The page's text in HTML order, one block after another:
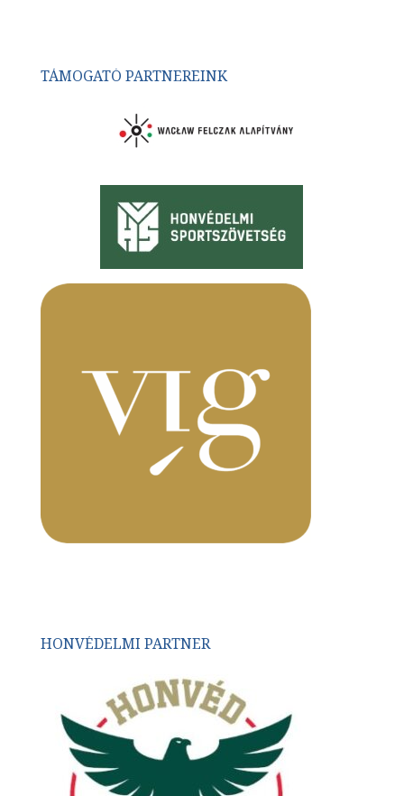
TÁMOGATÓ PARTNEREINK
HONVÉDELMI PARTNER